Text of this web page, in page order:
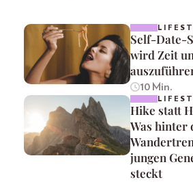
Self-Date-
wird Zeit
10 Min.
Hike statt
Was hinter
jungen
steckt